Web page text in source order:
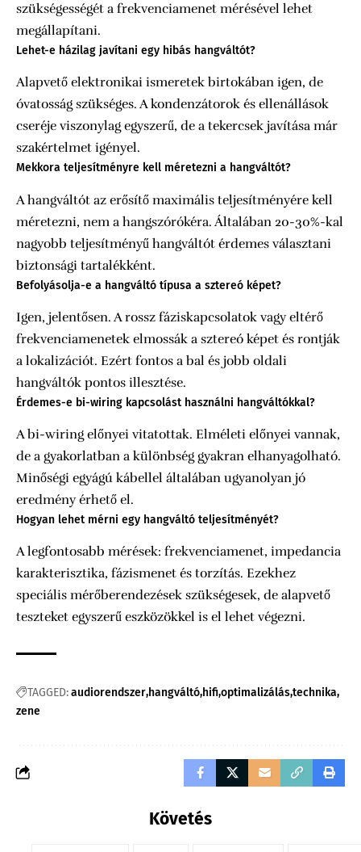
szükségességét a frekvenciamenet mérésével lehet
megállapítani.
Lehet-e házilag javítani egy hibás hangváltót?
Alapvető elektronikai ismeretek birtokában igen, de
óvatosság szükséges. A kondenzátorok és ellenállások
cseréje viszonylag egyszerű, de a tekercsek javítása már
szakértelmet igényel.
Mekkora teljesítményre kell méretezni a hangváltót?
A hangváltót az erősítő maximális teljesítményére kell
méretezni, nem a hangszórókéra. Általában 20-30%-kal
nagyobb teljesítményű hangváltót érdemes választani
biztonsági tartalékként.
Befolyásolja-e a hangváltó típusa a sztereó képet?
Igen, jelentősen. A rossz fáziskapcsolatok vagy eltérő
frekvenciamenetek elmossák a sztereó képet és rontják
a lokalizációt. Ezért fontos a bal és jobb oldali
hangváltók pontos illesztése.
Érdemes-e bi-wiring kapcsolást használni hangváltókkal?
A bi-wiring előnyei vitatottak. Elméleti előnyei vannak,
de a gyakorlatban a különbség gyakran elhanyagolható.
Minőségi egyágú kábellel általában ugyanolyan jó
eredmény érhető el.
Hogyan lehet mérni egy hangváltó teljesítményét?
A legfontosabb mérések: frekvenciamenet, impedancia
karakterisztika, fázismenet és torzítás. Ezekhez
speciális mérőberendezések szükségesek, de alapvető
teszteket egyszerű eszközökkel is el lehet végezni.
TAGGED:audiorendszer hangváltó hifioptimalizálástechnika
zene
Követés